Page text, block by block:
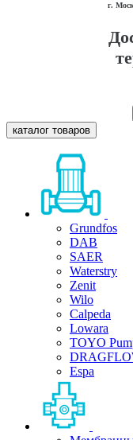
г.
каталог товаров
Grundfos
DAB
SAER
Waterstry
Zenit
Wilo
Calpeda
Lowara
TOYO
Espa